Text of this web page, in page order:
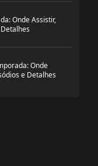
Onde Assistir,
Onde
e Detalhes